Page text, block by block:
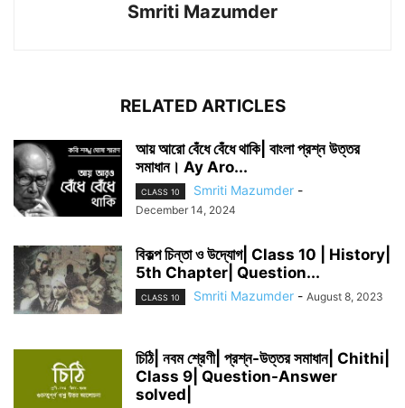
Smriti Mazumder
RELATED ARTICLES
আয় আরো বেঁধে বেঁধে থাকি| বাংলা প্রশ্ন উত্তর
সমাধান। Ay Aro...
CLASS 10 Smriti Mazumder -
December 14, 2024
বিকল্প চিন্তা ও উদ্যোগ| Class 10 | History|
5th Chapter| Question...
CLASS 10 Smriti Mazumder - August 8, 2023
চিঠি| নবম শ্রেণী| প্রশ্ন-উত্তর সমাধান| Chithi|
Class 9| Question-Answer
solved|